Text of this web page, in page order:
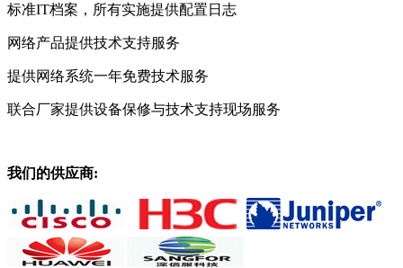
标准IT档案，所有实施提供配置日志
网络产品提供技术支持服务
提供网络系统一年免费技术服务
联合厂家提供设备保修与技术支持现场服务
我们的供应商: